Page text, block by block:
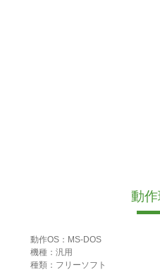
動
動作OS：MS-DOS
機種：汎用
種類：フリーソフト